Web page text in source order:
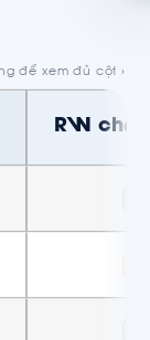
RW